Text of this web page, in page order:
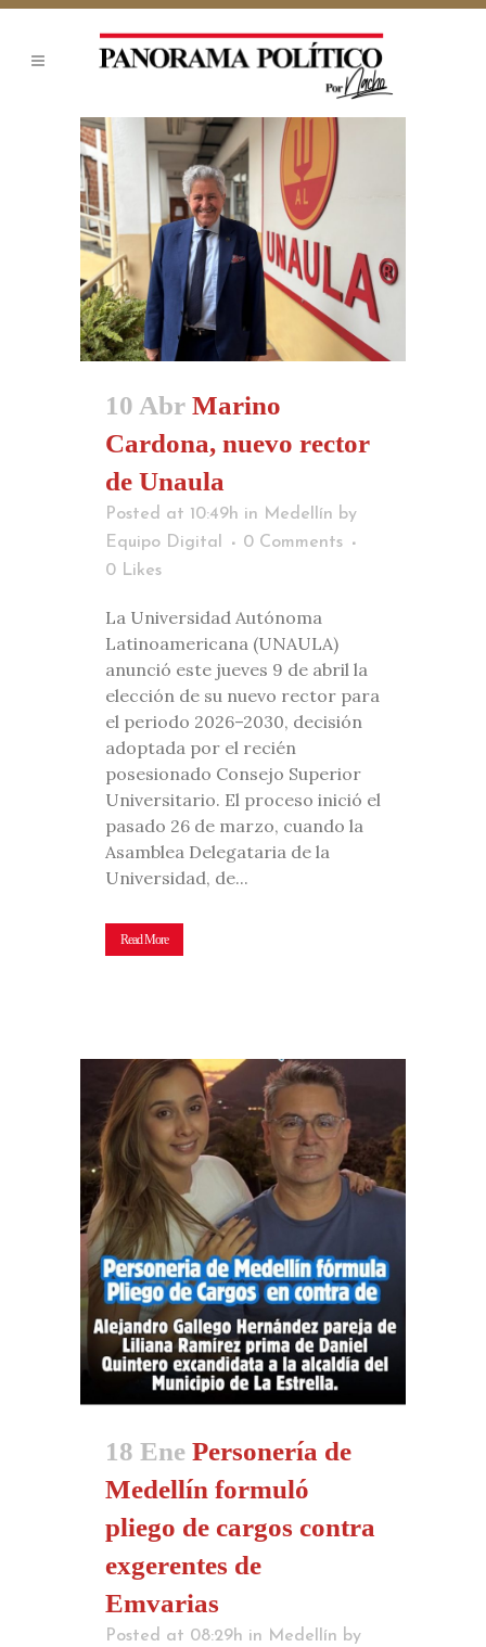
10 Abr Marino
Cardona, nuevo rector
de Unaula
Posted at 10:49h in Medellín by
Equipo Digital
0 Comments
0 Likes
La Universidad Autónoma
Latinoamericana (UNAULA)
anunció este jueves 9 de abril la
elección de su nuevo rector para
el periodo 2026–2030, decisión
adoptada por el recién
posesionado Consejo Superior
Universitario. El proceso inició el
pasado 26 de marzo, cuando la
Asamblea Delegataria de la
Universidad, de...
Read More
18 Ene Personería de
Medellín formuló
pliego de cargos contra
exgerentes de
Emvarias
Posted at 08:29h in Medellín by